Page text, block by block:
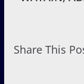
Share This